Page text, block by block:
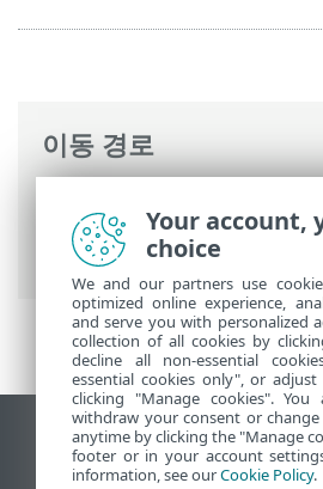
이동 경로
고급 설정
>Computer> 클
데스크톱 사이트 보기
End of Life
Your account,
choice
We and our partners use
optimized online experience,
and serve you with personalized
collection of all cookies by
decline all non-essential
essential cookies only", or
clicking "Manage cookies".
withdraw your consent or
anytime by clicking the "Manage
footer or in your account
information, see ourCookie Policy.